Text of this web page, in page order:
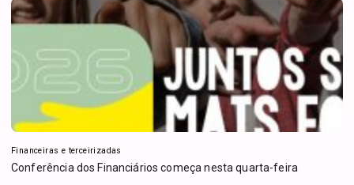
Financeiras e terceirizadas
Conferência dos Financiários começa nesta quarta-feira